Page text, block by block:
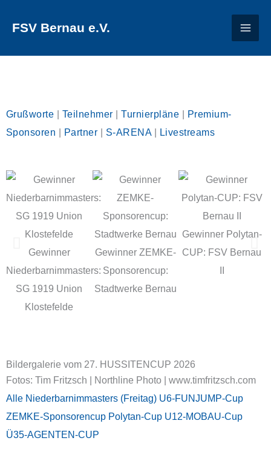
InhaltFSV Bernau e.V.
Grußworte | Teilnehmer |Turnierpläne | Premium-
Sponsoren | Partner | S-ARENA| Livestreams
Gewinner
Niederbarnimmasters:
SG 1919 Union
Klostefelde
Gewinner ZEMKE-
Sponsorencup:
Stadtwerke Bernau
Gewinner Polytan-
CUP: FSV Bernau
Bildergalerie vom 27. HUSSITENCUP 2026
Fotos: Tim Fritzsch | Northline Photo | www.timfritzsch.com
Alle Niederbarnimmasters (Freitag) U6-FUNJUMP-Cup
ZEMKE-Sponsorencup Polytan-Cup U12-MOBAU-Cup
Ü35-AGENTEN-CUP